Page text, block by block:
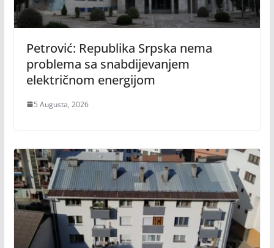
Petrović: Republika Srpska nema
problema sa snabdijevanjem
električnom energijom
5 Augusta, 2026